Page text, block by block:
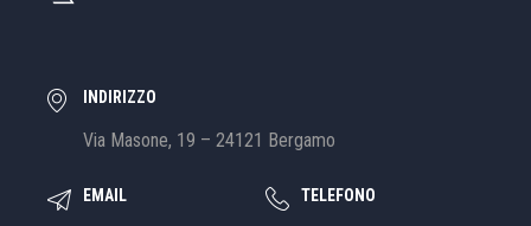
INDIRIZZO
Via Masone, 19 – 24121 Bergamo
EMAIL TELEFONO